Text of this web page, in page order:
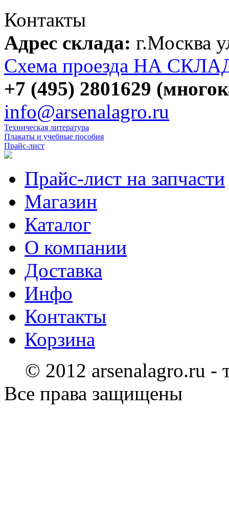
Контакты
Адрес склада: г.Москва
Схема проезда НА
+7 (495) 2801629
info@arsenalagro.ru
Техническая литература
Плакаты и учебные пособия
Прайс-лист
Прайс-лист на запчасти
Магазин
Каталог
О компании
Доставка
Инфо
Контакты
Корзина
© 2012 arsenalagro.ru -
Все права защищены